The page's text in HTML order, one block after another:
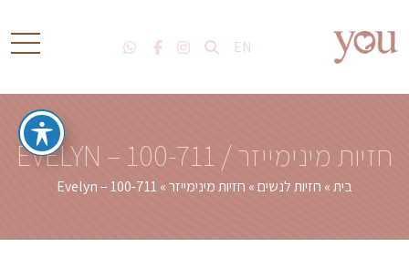
EN
חזיות מינימייזר / EVELYN – 100-711
בית» חזיות לנשים» חזיות מינימייזר»
Evelyn – 100-711